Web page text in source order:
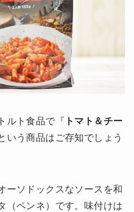
ルト食品で『 トマト＆チー
いう商品はご存知でしょう
ーソドックスなソースを和
（ペンネ）です。味付けは